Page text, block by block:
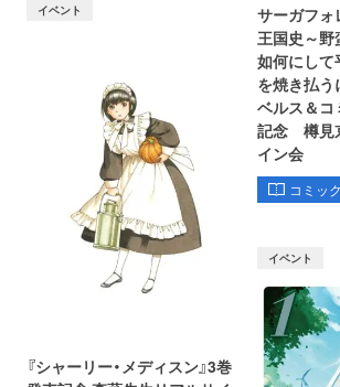
サーガフォ
王国史～野
如何にして
を焼き払う
ベルス＆コ
記念 樽見
イン会
コミッ
イベント
『シャーリー・メディスン』3巻
イベント